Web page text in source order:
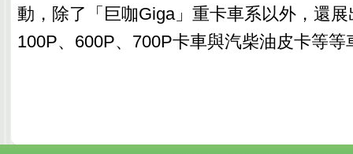
動，除了「巨咖Giga」重卡車系以外，還
100P、600P、700P卡車與汽柴油皮卡等等